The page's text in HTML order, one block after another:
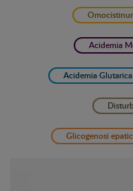
Acidemia
Acidemia Glutarica
Glicogenosi